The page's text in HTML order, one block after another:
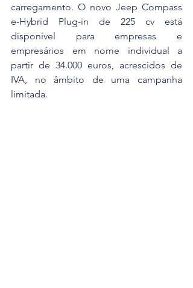
carregamento. O novo Jeep Compass
e-Hybrid Plug-in de 225 cv está
disponível para empresas e
empresários em nome individual a
partir de 34.000 euros, acrescidos de
IVA, no âmbito de uma campanha
limitada.